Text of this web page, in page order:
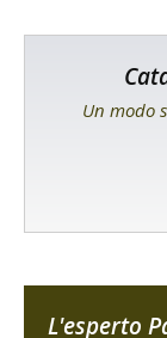
Un modo
L'esperto